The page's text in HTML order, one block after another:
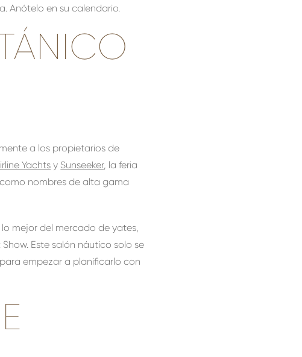
Anótelo en su calendario.
a los propietarios de
Yachts y Sunseeker, la feria
nombres de alta gama
mejor del mercado de yates,
Este salón náutico solo se
empezar a planificarlo con